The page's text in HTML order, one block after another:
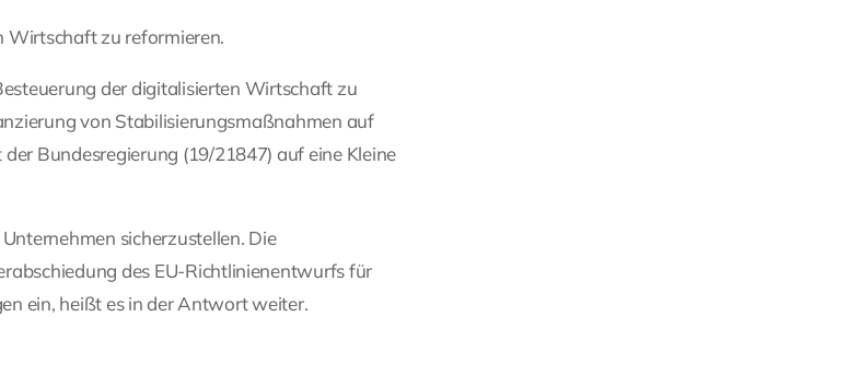
Wirtschaft zu reformieren.
der digitalisierten Wirtschaft zu
von Stabilisierungsmaßnahmen auf
Bundesregierung (19/21847) auf eine Kleine
sicherzustellen. Die
des EU-Richtlinienentwurfs für
ein, heißt es in der Antwort weiter.